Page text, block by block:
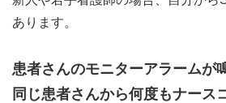
あります。
患者さんのモニターアラームが
同じ患者さんから何度もナース